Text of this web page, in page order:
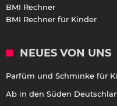
BMI Rechner
BMI Rechner für Kinder
NEUES VON UNS
Parfüm und Schminke für
Ab in den Süden